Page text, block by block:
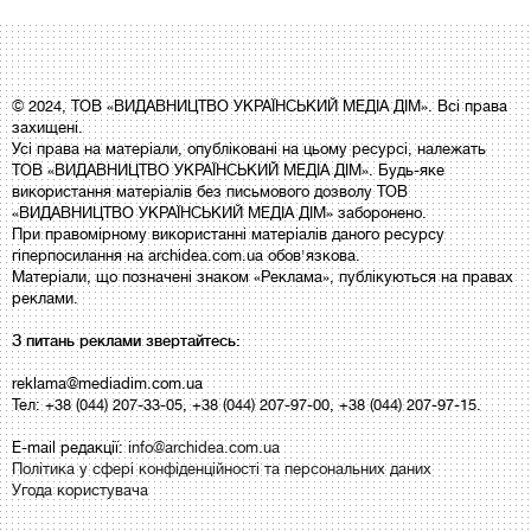
© 2024, ТОВ «ВИДАВНИЦТВО УКРАЇНСЬКИЙ МЕДІА ДІМ». Всі права
захищені.
Усі права на матеріали, опубліковані на цьому ресурсі, належать
ТОВ «ВИДАВНИЦТВО УКРАЇНСЬКИЙ МЕДІА ДІМ». Будь-яке
використання матеріалів без письмового дозволу ТОВ
«ВИДАВНИЦТВО УКРАЇНСЬКИЙ МЕДІА ДІМ» заборонено.
При правомірному використанні матеріалів даного ресурсу
гіперпосилання на archidea.com.ua обов'язкова.
Матеріали, що позначені знаком «Реклама», публікуються на правах
реклами.
З питань реклами звертайтесь:
reklama@mediadim.com.ua
Тел: +38 (044) 207-33-05, +38 (044) 207-97-00, +38 (044) 207-97-15.
E-mail редакції:info@archidea.com.ua
Політика у сфері конфіденційності та персональних даних
Угода користувача